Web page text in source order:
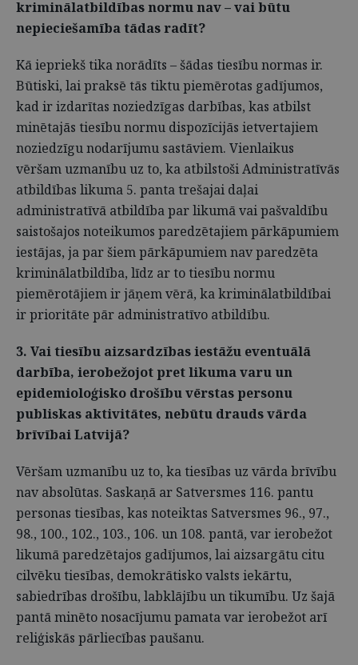
kriminālatbildības normu nav – vai būtu
nepieciešamība tādas radīt?
Kā iepriekš tika norādīts – šādas tiesību normas ir.
Būtiski, lai praksē tās tiktu piemērotas gadījumos,
kad ir izdarītas noziedzīgas darbības, kas atbilst
minētajās tiesību normu dispozīcijās ietvertajiem
noziedzīgu nodarījumu sastāviem. Vienlaikus
vēršam uzmanību uz to, ka atbilstoši Administratīvās
atbildības likuma 5. panta trešajai daļai
administratīvā atbildība par likumā vai pašvaldību
saistošajos noteikumos paredzētajiem pārkāpumiem
iestājas, ja par šiem pārkāpumiem nav paredzēta
kriminālatbildība, līdz ar to tiesību normu
piemērotājiem ir jāņem vērā, ka kriminālatbildībai
ir prioritāte pār administratīvo atbildību.
3. Vai tiesību aizsardzības iestāžu eventuālā
darbība, ierobežojot pret likuma varu un
epidemioloģisko drošību vērstas personu
publiskas aktivitātes, nebūtu drauds vārda
brīvībai Latvijā?
Vēršam uzmanību uz to, ka tiesības uz vārda brīvību
nav absolūtas. Saskaņā ar Satversmes 116. pantu
personas tiesības, kas noteiktas Satversmes 96., 97.,
98., 100., 102., 103., 106. un 108. pantā, var ierobežot
likumā paredzētajos gadījumos, lai aizsargātu citu
cilvēku tiesības, demokrātisko valsts iekārtu,
sabiedrības drošību, labklājību un tikumību. Uz šajā
pantā minēto nosacījumu pamata var ierobežot arī
reliģiskās pārliecības paušanu.